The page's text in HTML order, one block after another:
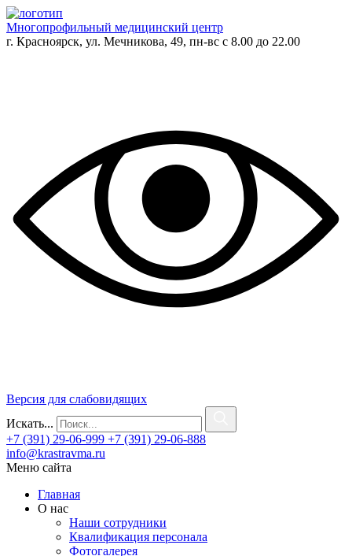
Многопрофильный медицинский центр
г. Красноярск, ул. Мечникова, 49, пн-вс с 8.00 до 22.00
Версия для слабовидящих
Искать...
+7 (391) 29-06-999 +7 (391) 29-06-888
info@krastravma.ru
Меню сайта
Главная
О нас
Наши сотрудники
Квалификация персонала
Фотогалерея